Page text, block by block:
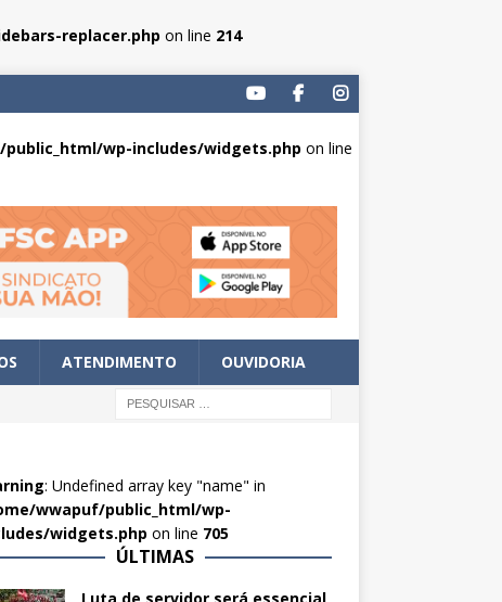
replacer.php on line 214
wp-includes/widgets.php on line
ATENDIMENTO OUVIDORIA
: Undefined array key "name" in
wwapuf/public_html/wp-
widgets.php on line 705
ÚLTIMAS